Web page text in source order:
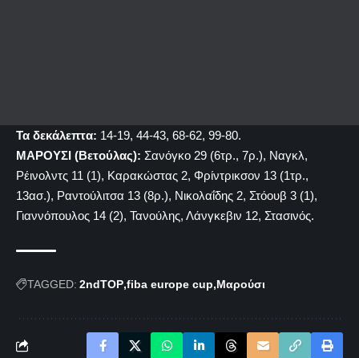
Τα δεκάλεπτα: 14-19, 44-43, 68-62, 99-80.
ΜΑΡΟΥΣΙ (Βετούλας): Σανόγκο 29 (6τρ., 7ρ.), Ναγκλ,
Ρέινολντς 11 (1), Καρακώστας 2, Φρίντρικσον 13 (1τρ.,
13ασ.), Ραντούλιτσα 13 (8ρ.), Νικολαΐδης 2, Στόουβ 3 (1),
Γιαννόπουλος 14 (2), Τανούλης, Λάνγκεβιν 12, Στασινός.
TAGGED: 2ndTOP fiba europe cup Μαρούσι